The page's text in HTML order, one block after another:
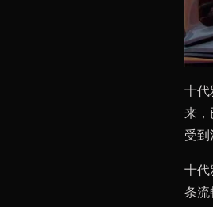
十代
来，
受到
十代
条流